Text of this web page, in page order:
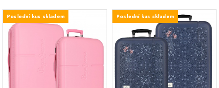
Poslední kus skladem Poslední kus skladem